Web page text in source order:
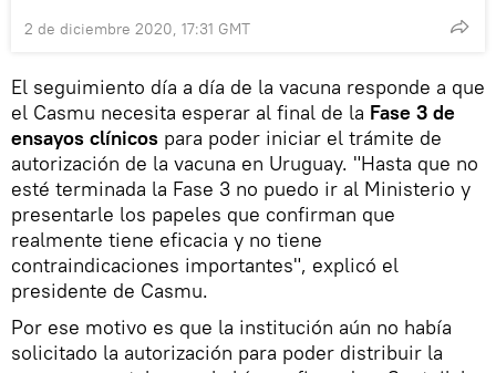
2 de diciembre 2020, 17:31 GMT
El seguimiento día a día de la vacuna responde a que
el Casmu necesita esperar al final de la Fase 3 de
ensayos clínicos para poder iniciar el trámite de
autorización de la vacuna en Uruguay. "Hasta que no
esté terminada la Fase 3 no puedo ir al Ministerio y
presentarle los papeles que confirman que
realmente tiene eficacia y no tiene
contraindicaciones importantes", explicó el
presidente de Casmu.
Por ese motivo es que la institución aún no había
solicitado la autorización para poder distribuir la